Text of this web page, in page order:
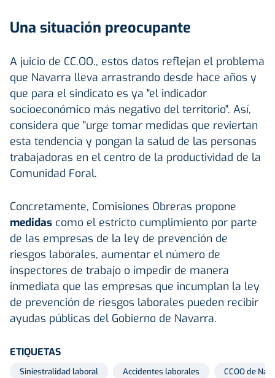
Una situación preocupante
A juicio de CC.OO., estos datos reflejan el problema
que Navarra lleva arrastrando desde hace años y
que para el sindicato es ya "el indicador
socioeconómico más negativo del territorio". Así,
considera que "urge tomar medidas que reviertan
esta tendencia y pongan la salud de las personas
trabajadoras en el centro de la productividad de la
Comunidad Foral.
Concretamente, Comisiones Obreras propone
medidas como el estricto cumplimiento por parte
de las empresas de la ley de prevención de
riesgos laborales, aumentar el número de
inspectores de trabajo o impedir de manera
inmediata que las empresas que incumplan la ley
de prevención de riesgos laborales pueden recibir
ayudas públicas del Gobierno de Navarra.
ETIQUETAS
Siniestralidad laboral Accidentes laborales CCOO de